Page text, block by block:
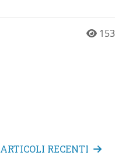
153
ARTICOLI RECENTI